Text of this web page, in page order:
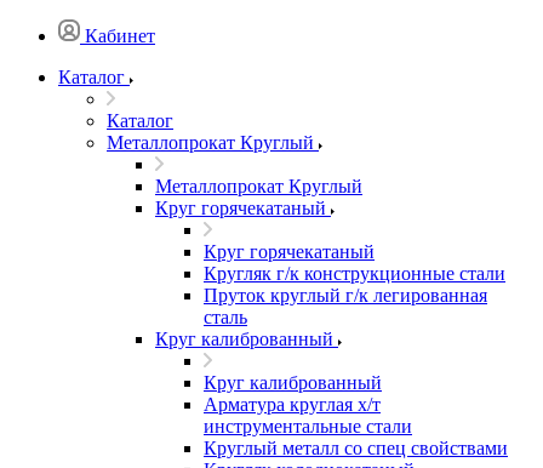
Кабинет
Каталог
Каталог
Металлопрокат Круглый
Металлопрокат Круглый
Круг горячекатаный
Круг горячекатаный
Кругляк г/к конструкционные стали
Пруток круглый г/к легированная
сталь
Круг калиброванный
Круг калиброванный
Арматура круглая х/т
инструментальные стали
Круглый металл со спец свойствами